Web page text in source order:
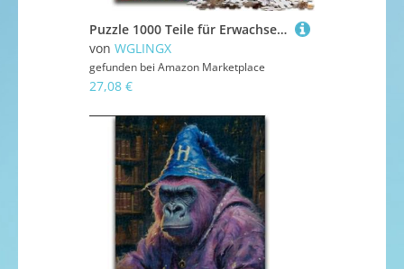
Puzzle 1000 Teile für Erwachsene, Schlafendes Faultier, 1000-teiliges Puzzle, interaktives Familienspiel, Denksportaufgabe als Geschenk, Lernspielzeug (Größe 50x75cm)
von WGLINGX
gefunden bei Amazon Marketplace
27,08 €